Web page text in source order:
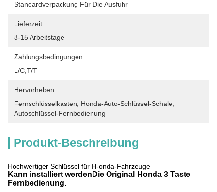
Standardverpackung Für Die Ausfuhr
Lieferzeit:
8-15 Arbeitstage
Zahlungsbedingungen:
L/C,T/T
Hervorheben:
Fernschlüsselkasten
Honda-Auto-Schlüssel-Schale
Autoschlüssel-Fernbedienung
Produkt-Beschreibung
Hochwertiger Schlüssel für H-onda-Fahrzeuge
Kann installiert werden Die Original-Honda 3-Taste-
Fernbedienung.